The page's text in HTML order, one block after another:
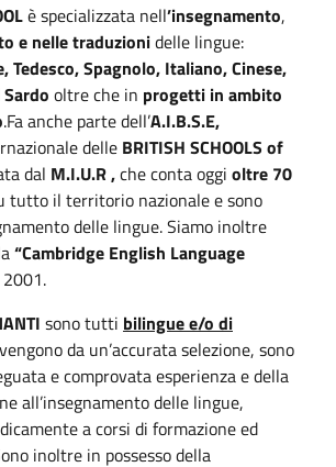
è specializzata nell’insegnamento,
e nelle traduzionidelle lingue:
Tedesco, Spagnolo, Italiano, Cinese,
oltre che in progetti in ambito
.Fa anche parte dell’A.I.B.S.E,
delle BRITISH SCHOOLS of
dal M.I.U.R ,che conta oggi oltre 70
tutto il territorio nazionale e sono
delle lingue. Siamo inoltre
“Cambridge English Language
sono tutti bilingue e/o di
da un’accurata selezione, sono
e comprovata esperienza e della
all’insegnamento delle lingue,
a corsi di formazione ed
inoltre in possesso della